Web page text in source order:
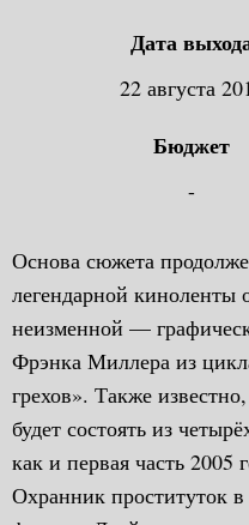
Дата
22 августа
Бюджет
-
Основа сюжета
легендарной киноленты
неизменной —
Фрэнка Миллера из
грехов». Также
будет состоять из
как и первая часть 2005
Охранник проституток